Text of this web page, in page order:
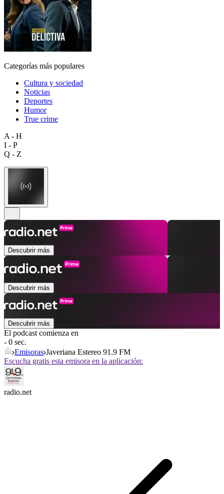
Categorías más populares
Cultura y sociedad
Noticias
Deportes
Humor
True crime
A - H
I - P
Q - Z
Descubrir más
Descubrir más
Descubrir más
El podcast comienza en
- 0 sec.
Emisoras Javeriana Estereo 91.9 FM
Escucha gratis esta emisora en la aplicación:
radio.net